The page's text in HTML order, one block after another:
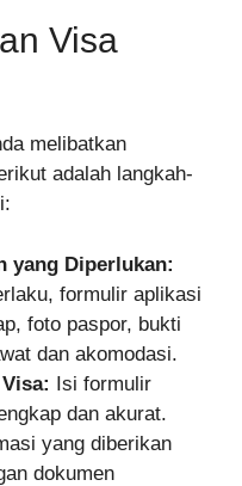
Visa
melibatkan
adalah langkah-
yang Diperlukan:
formulir aplikasi
foto paspor, bukti
dan akomodasi.
Isi formulir
dan akurat.
yang diberikan
dokumen